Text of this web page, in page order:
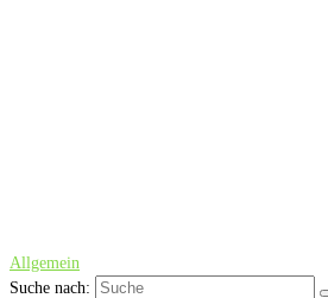
Allgemein
Suche nach: